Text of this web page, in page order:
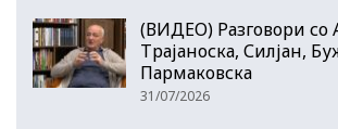
(ВИДЕО) Разговори со
Трајаноска, Силјан,
Пармаковска
31/07/2026